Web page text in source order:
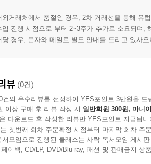
외거래처에서 품절인 경우, 2차 거래선을 통해 유
입 진행 시점으로 부터 2~3주가 추가로 소요되며,
당 경우, 문자와 메일로 별도 안내를 드리고 있사
뷰 (0건)
건의 우수리뷰를 선정하여 YES포인트 3만원을 드
이상 구매 후 리뷰 작성 시 일반회원 300원, 마니
다운로드 후 작성한 리뷰만 YES포인트 지급됩니
첫번째 회차 주문확정 시점부터 마지막 회차 주
서모임으로 진행된 클래스는 사락 독서모임 게시
이백, CD/LP, DVD/Blu-ray, 패션 및 판매금지 상